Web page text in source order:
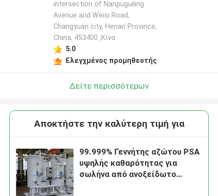
intersection of Nanpuguiling
Avenue and Weisi Road,
Changyuan city, Henan Province,
China, 453400 ,Κίνα
5.0
Ελεγχμένος προμηθευτής
Δείτε περισσότερων
Αποκτήστε την καλύτερη τιμή για
99.999% Γεννήτης αζώτου PSA
υψηλής καθαρότητας για
σωλήνα από ανοξείδωτο